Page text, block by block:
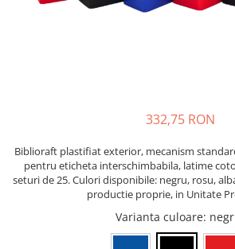
Accesorii diverse pentru birou
Pixuri cu gel
Stilouri
Seturi de scris Premium
Instrumente de scris eco
Creioane mecanice si grafit
332,75 RON
Biblioraft plastifiat exterior, mecanism
pentru eticheta interschimbabila, latime
seturi de 25. Culori disponibile: negru, rosu,
productie proprie, in Unitate
Varianta culoare: